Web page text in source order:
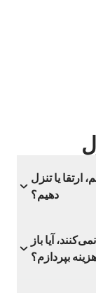
ارتقا یا تنزل
دهیم؟
آیا باز
بپردازم؟